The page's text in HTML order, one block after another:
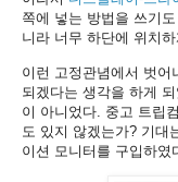
쪽에 넣는 방법을 쓰기
니라 너무 하단에 위치
이런 고정관념에서 벗
되겠다는 생각을 하게
이 아니었다. 중고 트립
도 있지 않겠는가? 기대
이션 모니터를 구입하였